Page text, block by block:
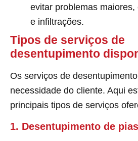
evitar problemas
e infiltrações.
Tipos de serviços de
desentupimento
Os serviços de
necessidade do cliente. Aqui
principais tipos de serviços
1. Desentupimento de